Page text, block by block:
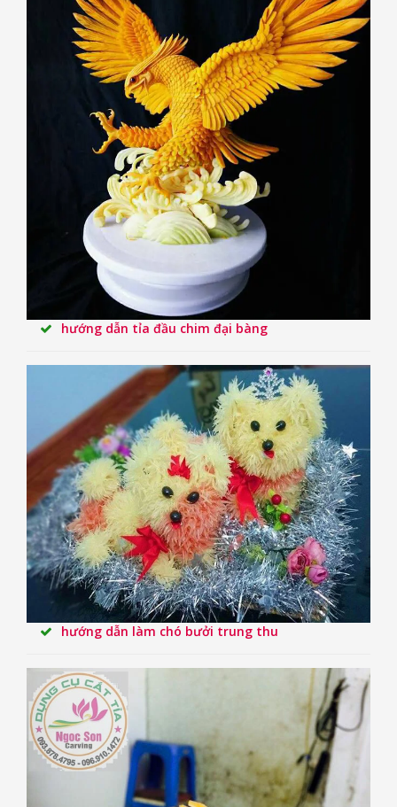
hướng dẫn tỉa đầu chim đại bàng
hướng dẫn làm chó bưởi trung thu